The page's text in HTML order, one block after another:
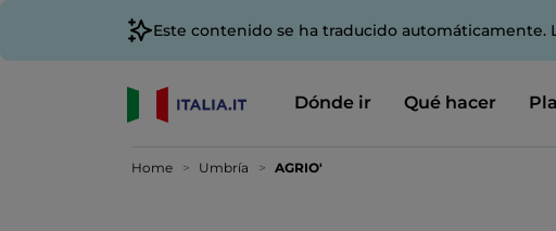
Este contenido se ha traducido automáticamente.
Dónde ir Qué hacer
Home Umbría AGRIO'